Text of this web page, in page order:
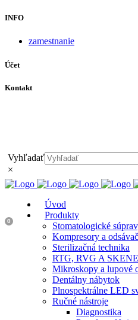
INFO
zamestnanie
Účet
Kontakt
Vyhľadať
×
0
Úvod
Produkty
Stomatologické
Kompresory a
Sterilizačná technika
RTG, RVG A
Mikroskopy a lupové
Dentálny nábytok
Plnospektrálne LED
Ručné nástroje
Diagnostika